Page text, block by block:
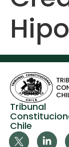
Tribunal
Chile